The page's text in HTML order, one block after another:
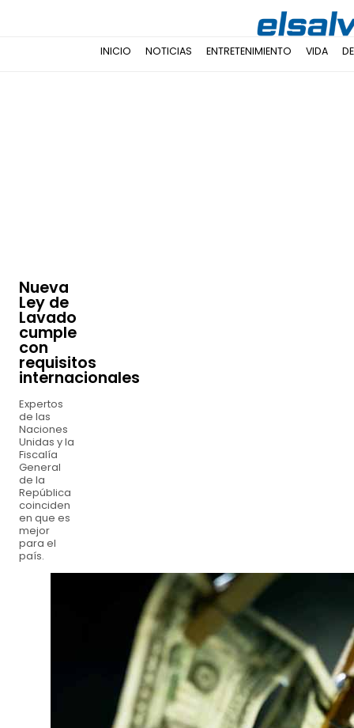
INICIO NOTICIAS ENTRETENIMIENTO VIDA
Nueva
Ley de
Lavado
cumple
con
requisitos
internacionales
Expertos
de las
Naciones
Unidas y la
Fiscalía
General
de la
República
coinciden
en que es
mejor
para el
país.